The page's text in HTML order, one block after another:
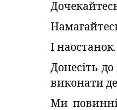
І наостанок.
Донесіть
виконати
Ми